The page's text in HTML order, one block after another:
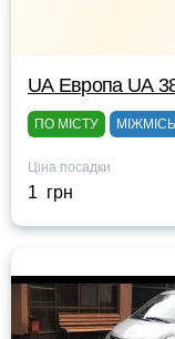
UА Европа UА
ПО МІСТУ
Ціна посадки
1 грн